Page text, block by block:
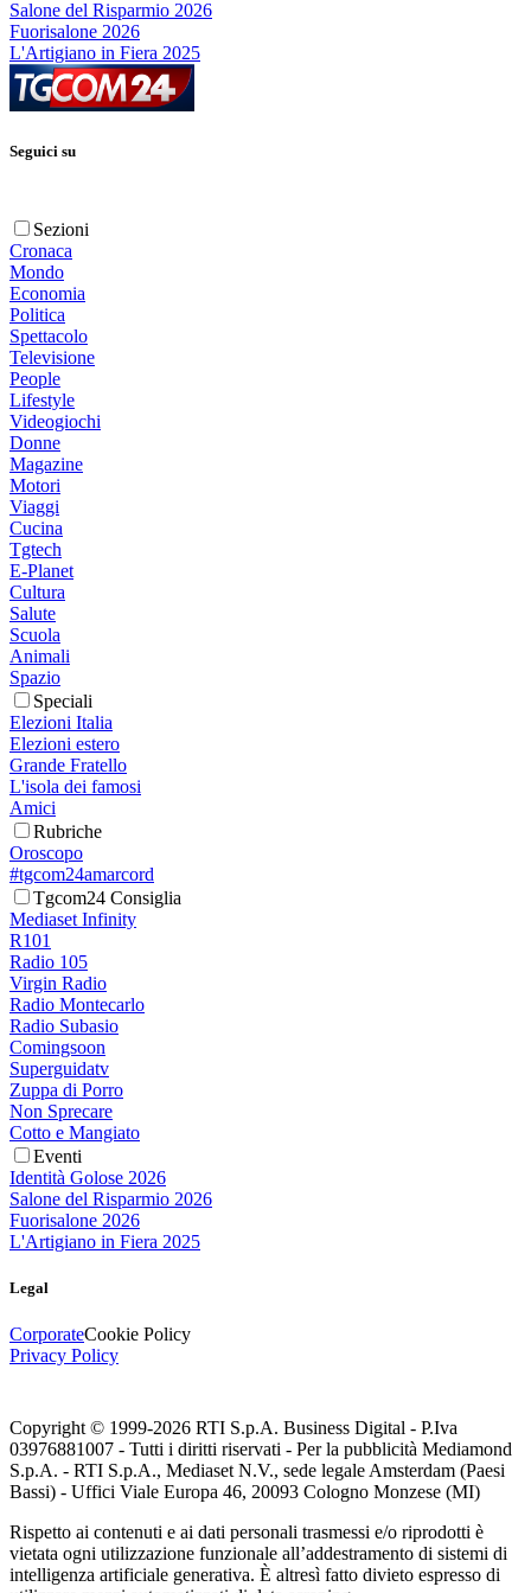
Salone del Risparmio 2026
Fuorisalone 2026
L'Artigiano in Fiera 2025
Seguici su
Sezioni
Cronaca
Mondo
Economia
Politica
Spettacolo
Televisione
People
Lifestyle
Videogiochi
Donne
Magazine
Motori
Viaggi
Cucina
Tgtech
E-Planet
Cultura
Salute
Scuola
Animali
Spazio
Speciali
Elezioni Italia
Elezioni estero
Grande Fratello
L'isola dei famosi
Amici
Rubriche
Oroscopo
#tgcom24amarcord
Tgcom24 Consiglia
Mediaset Infinity
R101
Radio 105
Virgin Radio
Radio Montecarlo
Radio Subasio
Comingsoon
Superguidatv
Zuppa di Porro
Non Sprecare
Cotto e Mangiato
Eventi
Identità Golose 2026
Salone del Risparmio 2026
Fuorisalone 2026
L'Artigiano in Fiera 2025
Legal
CorporateCookie Policy
Privacy Policy
Copyright © 1999-2026 RTI S.p.A. Business Digital - P.Iva
03976881007 - Tutti i diritti riservati - Per la pubblicità Mediamond
S.p.A. - RTI S.p.A., Mediaset N.V., sede legale Amsterdam (Paesi
Bassi) - Uffici Viale Europa 46, 20093 Cologno Monzese (MI)
Rispetto ai contenuti e ai dati personali trasmessi e/o riprodotti è
vietata ogni utilizzazione funzionale all’addestramento di sistemi di
intelligenza artificiale generativa. È altresì fatto divieto espresso di